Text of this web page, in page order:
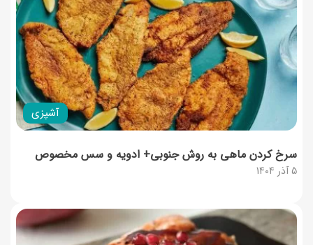
آشپزی
5 آذر 1404
سرخ کردن ماهی به روش جنوبی+ ادویه و سس مخصوص